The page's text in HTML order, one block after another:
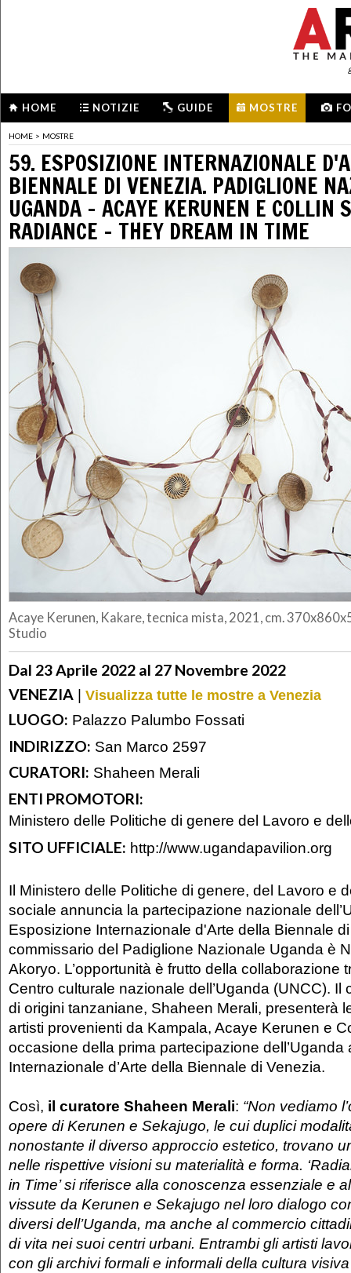
HOME NOTIZIE GUIDE MOSTRE
HOME > MOSTRE
59. ESPOSIZIONE INTERNAZIONALE
BIENNALE DI VENEZIA. PADIGLIONE
UGANDA - ACAYE KERUNEN E COLLIN
RADIANCE - THEY DREAM IN TIME
Acaye Kerunen, Kakare, tecnica mista, 2021, cm.
Studio
Dal 23 Aprile 2022 al 27 Novembre 2022
VENEZIA | Visualizza tutte le mostre a Venezia
LUOGO: Palazzo Palumbo Fossati
INDIRIZZO: San Marco 2597
CURATORI: Shaheen Merali
ENTI PROMOTORI:
Ministero delle Politiche di genere del Lavoro e
SITO UFFICIALE: http://www.ugandapavilion.org
Il Ministero delle Politiche di genere, del Lavoro e
sociale annuncia la partecipazione nazionale
Esposizione Internazionale d'Arte della Biennale
commissario del Padiglione Nazionale Uganda è
Akoryo. L’opportunità è frutto della collaborazione
Centro culturale nazionale dell’Uganda (UNCC). Il
di origini tanzaniane, Shaheen Merali, presenterà
artisti provenienti da Kampala, Acaye Kerunen e
occasione della prima partecipazione dell’Uganda
Internazionale d’Arte della Biennale di Venezia.
Così, il curatore Shaheen Merali: “Non vediamo
opere di Kerunen e Sekajugo, le cui duplici
nonostante il diverso approccio estetico, trovano
nelle rispettive visioni su materialità e forma.
in Time’ si riferisce alla conoscenza essenziale e
vissute da Kerunen e Sekajugo nel loro dialogo
diversi dell’Uganda, ma anche al commercio
di vita nei suoi centri urbani. Entrambi gli artisti
con gli archivi formali e informali della cultura